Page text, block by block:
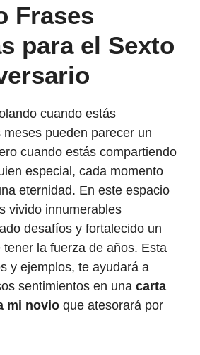
Frases
para el Sexto
cuando estás
pueden parecer un
cuando estás compartiendo
especial, cada momento
eternidad. En este espacio
vivido innumerables
desafíos y fortalecido un
la fuerza de años. Esta
y ejemplos, te ayudará a
sentimientos en una carta
mi novio que atesorará por